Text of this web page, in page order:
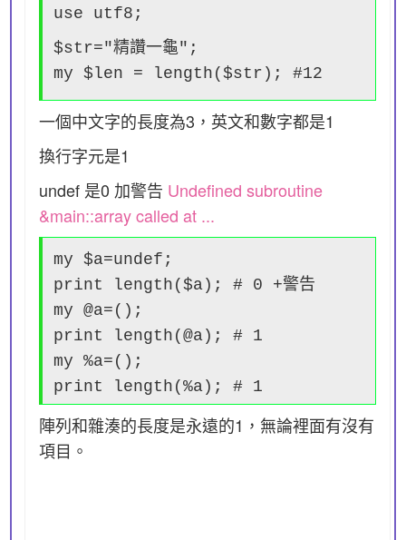
use utf8;
$str="精讚一龜";
my $len = length($str); #12
一個中文字的長度為3，英文和數字都是1
換行字元是1
undef 是0 加警告 Undefined subroutine
&main::array called at ...
my $a=undef;
print length($a); # 0 +警告
my @a=();
print length(@a); # 1
my %a=();
print length(%a); # 1
陣列和雜湊的長度是永遠的1，無論裡面有沒有
項目。